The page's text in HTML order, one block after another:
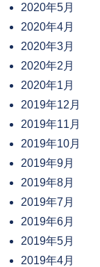
2020年5月
2020年4月
2020年3月
2020年2月
2020年1月
2019年12月
2019年11月
2019年10月
2019年9月
2019年8月
2019年7月
2019年6月
2019年5月
2019年4月